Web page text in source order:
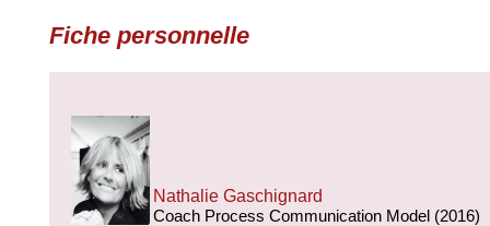
Fiche personnelle
Nathalie Gaschignard
Coach Process Communication Model (2016)